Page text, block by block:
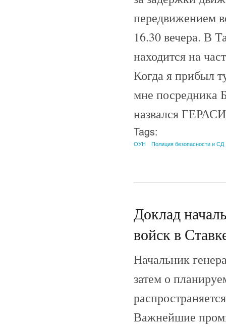
передвижением
16.30 вечера. В
находится на
Когда я прибыл
мне посредника
назвался
Tags:
ОУН Полиция безопасности и СД
Доклад
войск в
Начальник
затем о
Важнейшие